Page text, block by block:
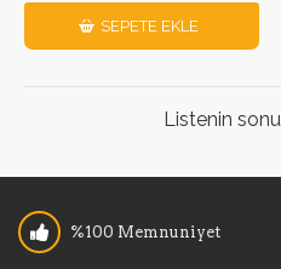
SEPETE EKLE
Listenin
%100 Memnuniyet